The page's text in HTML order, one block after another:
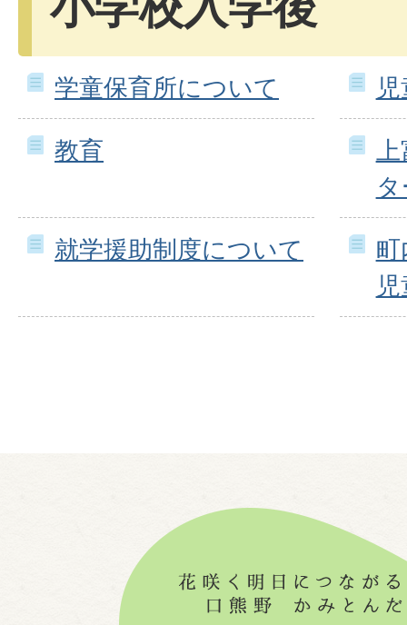
学童保育所について
教育
上
就学援助制度について